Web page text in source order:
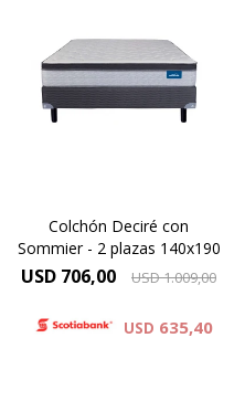
Pocket independientes con
espumas de calidad
premium para ofrecer un
descanso confortable,
estable y con un excelente
nivel de adaptación. Su
Colchón Deciré con
Sommier - 2 plazas 140x190
USD 706,00 USD1.009,00
USD 635,40